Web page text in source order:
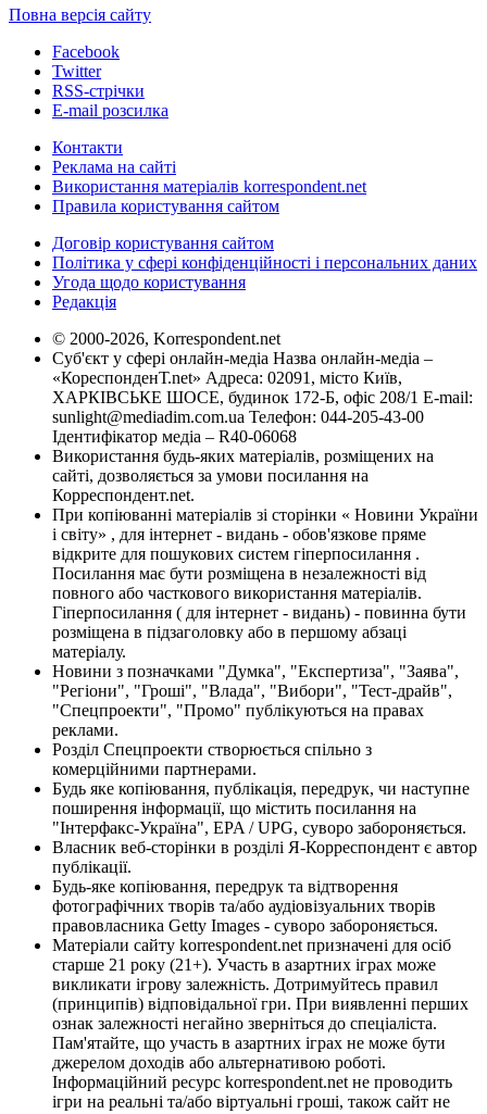
Повна версія сайту
Facebook
Twitter
RSS-стрічки
E-mail розсилка
Контакти
Реклама на сайті
Використання матеріалів korrespondent.net
Правила користування сайтом
Договір користування сайтом
Політика у сфері конфіденційності і персональних даних
Угода щодо користування
Редакція
© 2000-2026, Korrespondent.net
Суб'єкт у сфері онлайн-медіа Назва онлайн-медіа –
«КореспонденТ.net» Адреса: 02091, місто Київ,
ХАРКІВСЬКЕ ШОСЕ, будинок 172-Б, офіс 208/1 E-mail:
sunlight@mediadim.com.ua Телефон: 044-205-43-00
Ідентифікатор медіа – R40-06068
Використання будь-яких матеріалів, розміщених на
сайті, дозволяється за умови посилання на
Корреспондент.net.
При копіюванні матеріалів зі сторінки « Новини України
і світу» , для інтернет - видань - обов'язкове пряме
відкрите для пошукових систем гіперпосилання .
Посилання має бути розміщена в незалежності від
повного або часткового використання матеріалів.
Гіперпосилання ( для інтернет - видань) - повинна бути
розміщена в підзаголовку або в першому абзаці
матеріалу.
Новини з позначками "Думка", "Експертиза", "Заява",
"Регіони", "Гроші", "Влада", "Вибори", "Тест-драйв",
"Спецпроекти", "Промо" публікуються на правах
реклами.
Розділ Спецпроекти створюється спільно з
комерційними партнерами.
Будь яке копіювання, публікація, передрук, чи наступне
поширення інформації, що містить посилання на
"Інтерфакс-Україна", EPA / UPG, суворо забороняється.
Власник веб-сторінки в розділі Я-Корреспондент є автор
публікації.
Будь-яке копіювання, передрук та відтворення
фотографічних творів та/або аудіовізуальних творів
правовласника Getty Images - суворо забороняється.
Матеріали сайту korrespondent.net призначені для осіб
старше 21 року (21+). Участь в азартних іграх може
викликати ігрову залежність. Дотримуйтесь правил
(принципів) відповідальної гри. При виявленні перших
ознак залежності негайно зверніться до спеціаліста.
Пам'ятайте, що участь в азартних іграх не може бути
джерелом доходів або альтернативою роботі.
Інформаційний ресурс korrespondent.net не проводить
ігри на реальні та/або віртуальні гроші, також сайт не